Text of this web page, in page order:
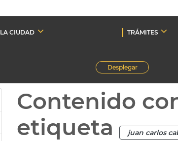
LA CIUDAD TRÁMITES
Desplegar
Contenido
etiqueta
juan carlos